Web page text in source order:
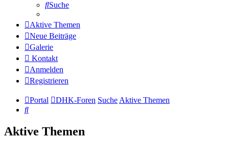
Suche
Aktive Themen
Neue Beiträge
Galerie
Kontakt
Anmelden
Registrieren
Portal DHK-Foren SucheAktive Themen
Suche
Aktive Themen